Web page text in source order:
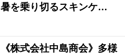
暑を乗り切るスキンケ…
《株式会社中島商会》多様